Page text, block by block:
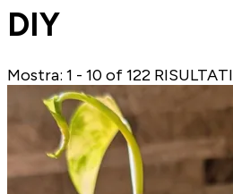
DIY
Mostra: 1 - 10 of 122 RISULTATI